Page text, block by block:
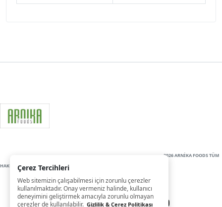
2026 ARNİKA FOODS TÜM
HAKLARI SAKLIDIR
Çerez Tercihleri
Web sitemizin çalışabilmesi için zorunlu çerezler
kullanılmaktadır. Onay vermeniz halinde, kullanıcı
deneyimini geliştirmek amacıyla zorunlu olmayan
çerezler de kullanılabilir. Gizlilik & Çerez Politikası